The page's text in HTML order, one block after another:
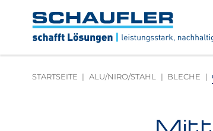
Hauptnavigation
Footernavigation
Logo
verlinkt
zur
STARTSEITE ALU/NIRO/STAHL BLECHE